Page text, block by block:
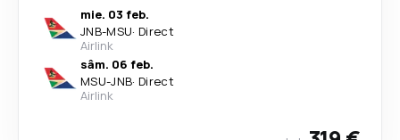
mie. 03 feb.
JNB-MSU· Direct
Airlink
sâm. 06 feb.
MSU-JNB· Direct
Airlink